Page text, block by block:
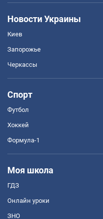
Новости Украины
Киев
Запорожье
Черкассы
Спорт
Футбол
Хоккей
Формула-1
Моя школа
ГДЗ
Онлайн уроки
ЗНО